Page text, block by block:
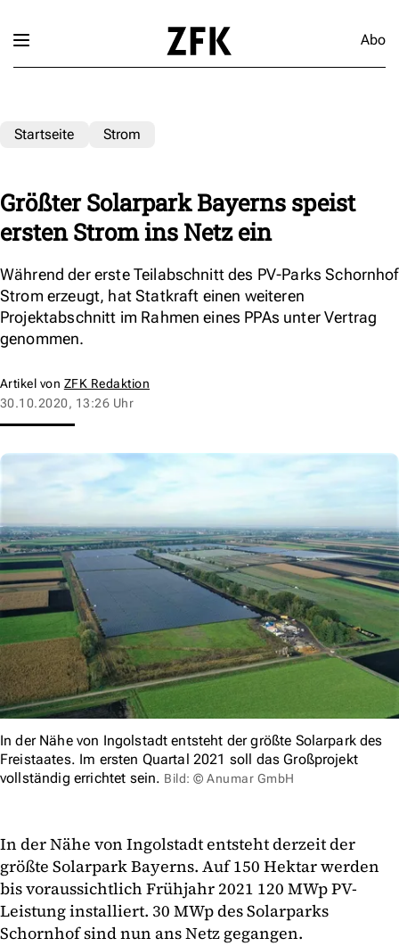
Abo
Startseite Strom
Größter Solarpark Bayerns speist
ersten Strom ins Netz ein
Während der erste Teilabschnitt des PV-Parks Schornhof
Strom erzeugt, hat Statkraft einen weiteren
Projektabschnitt im Rahmen eines PPAs unter Vertrag
genommen.
Artikel von ZFK Redaktion
30.10.2020, 13:26 Uhr
In der Nähe von Ingolstadt entsteht der größte Solarpark des
Freistaates. Im ersten Quartal 2021 soll das Großprojekt
vollständig errichtet sein. Bild: © Anumar GmbH
In der Nähe von Ingolstadt entsteht derzeit der
größte Solarpark Bayerns. Auf 150 Hektar werden
bis voraussichtlich Frühjahr 2021 120 MWp PV-
Leistung installiert. 30 MWp des Solarparks
Schornhof sind nun ans Netz gegangen.